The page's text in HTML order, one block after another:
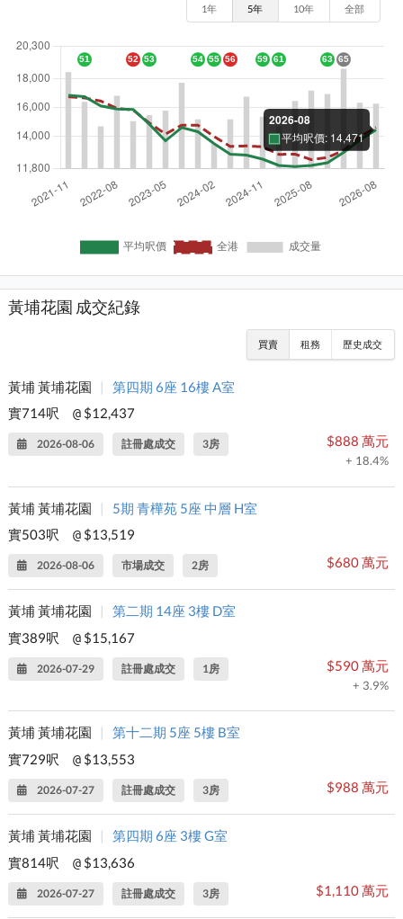
1年 5年 10年 全部
黃埔花園 成交紀錄
買賣 租務 歷史成交
黃埔 黃埔花園 |
第四期 6座 16樓 A室
實714呎
@ $12,437
2026-08-06 註冊處成交 3房 $888 萬元
+ 18.4%
黃埔 黃埔花園 |
5期 青樺苑 5座 中層 H室
實503呎
@ $13,519
2026-08-06 市場成交 2房 $680 萬元
黃埔 黃埔花園
第二期 14座 3樓 D室
實389呎
@ $15,167
2026-07-29 註冊處成交 1房 $590 萬元
+ 3.9%
黃埔 黃埔花園
第十二期 5座 5樓 B室
實729呎
@ $13,553
2026-07-27 註冊處成交 3房 $988 萬元
黃埔 黃埔花園
第四期 6座 3樓 G室
實814呎
@ $13,636
2026-07-27 註冊處成交 3房 $1,110 萬元